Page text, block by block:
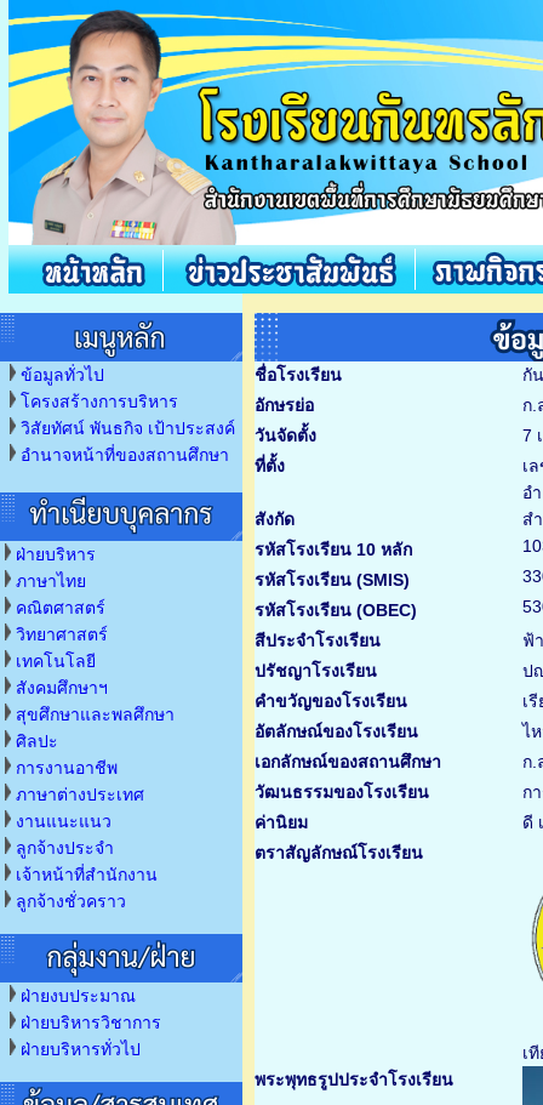
ข้อมูลทั่วไป
โครงสร้างการบริหาร
วิสัยทัศน์ พันธกิจ เป้าประสงค์
อำนาจหน้าที่ของสถานศึกษา
ฝ่ายบริหาร
ภาษาไทย
คณิตศาสตร์
วิทยาศาสตร์
เทคโนโลยี
สังคมศึกษาฯ
สุขศึกษาและพลศึกษา
ศิลปะ
การงานอาชีพ
ภาษาต่างประเทศ
งานแนะแนว
ลูกจ้างประจำ
เจ้าหน้าที่สำนักงาน
ลูกจ้างชั่วคราว
ฝ่ายงบประมาณ
ฝ่ายบริหารวิชาการ
ฝ่ายบริหารทั่วไป
ชื่อโรงเรียน
กั
อักษรย่อ
ก.
วันจัดตั้ง
7
ที่ตั้ง
เ
อ
สังกัด
ส
รหัสโรงเรียน 10 หลัก
รหัสโรงเรียน (SMIS)
รหัสโรงเรียน (OBEC)
สีประจำโรงเรียน
ฟ้
ปรัชญาโรงเรียน
ป
คำขวัญของโรงเรียน
เ
อัตลักษณ์ของโรงเรียน
ไ
เอกลักษณ์ของสถานศึกษา
ก.
วัฒนธรรมของโรงเรียน
ก
ค่านิยม
ดี
ตราสัญลักษณ์โรงเรียน
เ
พระพุทธรูปประจำโรงเรียน